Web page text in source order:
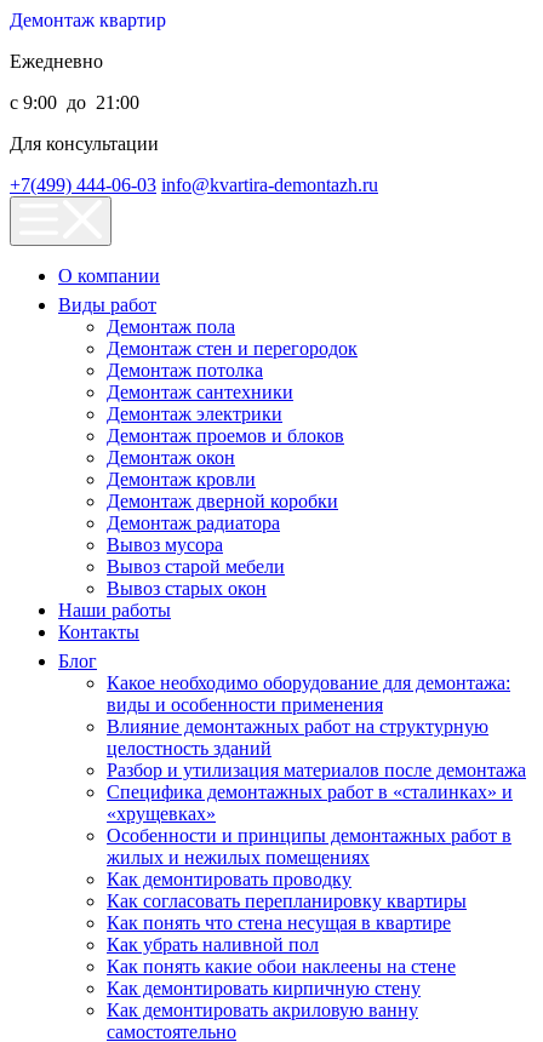
Демонтаж квартир
Ежедневно
с 9:00 до 21:00
Для консультации
+7(499) 444-06-03 info@kvartira-demontazh.ru
О компании
Виды работ
Демонтаж пола
Демонтаж стен и перегородок
Демонтаж потолка
Демонтаж сантехники
Демонтаж электрики
Демонтаж проемов и блоков
Демонтаж окон
Демонтаж кровли
Демонтаж дверной коробки
Демонтаж радиатора
Вывоз мусора
Вывоз старой мебели
Вывоз старых окон
Наши работы
Контакты
Блог
Какое необходимо оборудование для демонтажа:
виды и особенности применения
Влияние демонтажных работ на структурную
целостность зданий
Разбор и утилизация материалов после демонтажа
Специфика демонтажных работ в «сталинках» и
«хрущевках»
Особенности и принципы демонтажных работ в
жилых и нежилых помещениях
Как демонтировать проводку
Как согласовать перепланировку квартиры
Как понять что стена несущая в квартире
Как убрать наливной пол
Как понять какие обои наклеены на стене
Как демонтировать кирпичную стену
Как демонтировать акриловую ванну
самостоятельно